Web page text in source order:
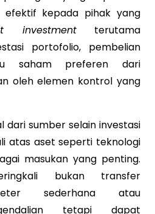
efektif kepada pihak yang
investmentterutama
portofolio, pembelian
saham preferen dari
oleh elemen kontrol yang
dari sumber selain investasi
atas aset seperti teknologi
masukan yang penting.
bukan transfer
sederhana atau
tetapi dapat